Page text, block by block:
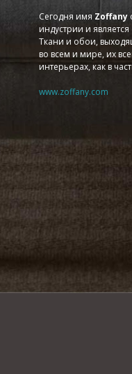
Сегодня имя Zoffany
индустрии и
Ткани и обои,
во всем и мире, их
интерьерах, как в
www.zoffany.com